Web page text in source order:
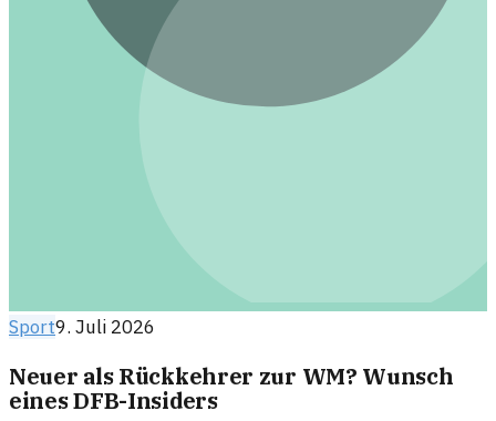
Sport9. Juli 2026
Neuer als Rückkehrer zur WM? Wunsch
eines DFB-Insiders